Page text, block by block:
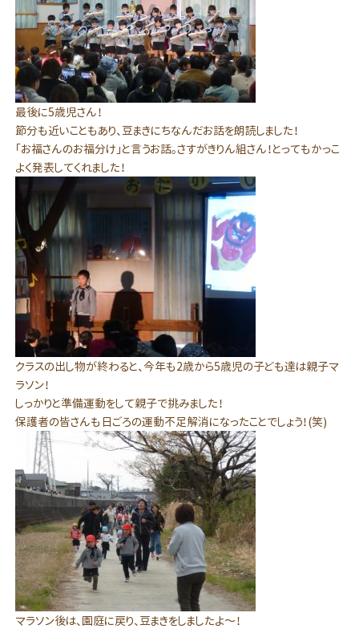
最後に5歳児さん！
節分も近いこともあり、豆まきにちなんだお話を朗読しました！
「お福さんのお福分け」と言うお話。さすがきりん組さん！とってもかっこ
よく発表してくれました！
クラスの出し物が終わると、今年も2歳から5歳児の子ども達は親子マ
ラソン！
しっかりと準備運動をして親子で挑みました！
保護者の皆さんも日ごろの運動不足解消になったことでしょう！(笑)
マラソン後は、園庭に戻り、豆まきをしましたよ～！